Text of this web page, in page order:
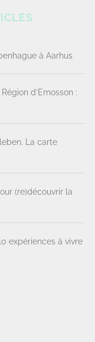
à Aarhus
d’Emosson :
La carte
(re)découvrir la
expériences à vivre